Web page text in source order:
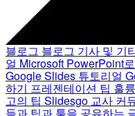
블로그 블로그 기사 및 기
얼 Microsoft PowerPoint
Google Slides 튜토리얼
하기 프레젠테이션 팁 훌
고의 팁 Slidesgo 교사 커